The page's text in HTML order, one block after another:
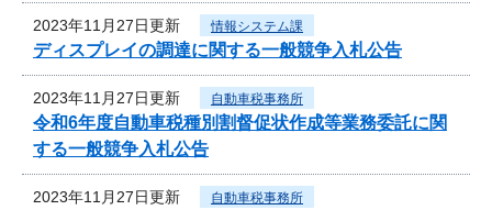
2023年11月27日更新 情報システム課
ディスプレイの調達に関する一般競争入札公告
2023年11月27日更新 自動車税事務所
令和6年度自動車税種別割督促状作成等業務委託に関
する一般競争入札公告
2023年11月27日更新 自動車税事務所